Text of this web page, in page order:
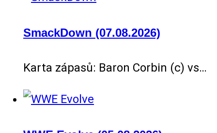
SmackDown (07.08.2026)
Karta zápasů: Baron Corbin (c) vs…